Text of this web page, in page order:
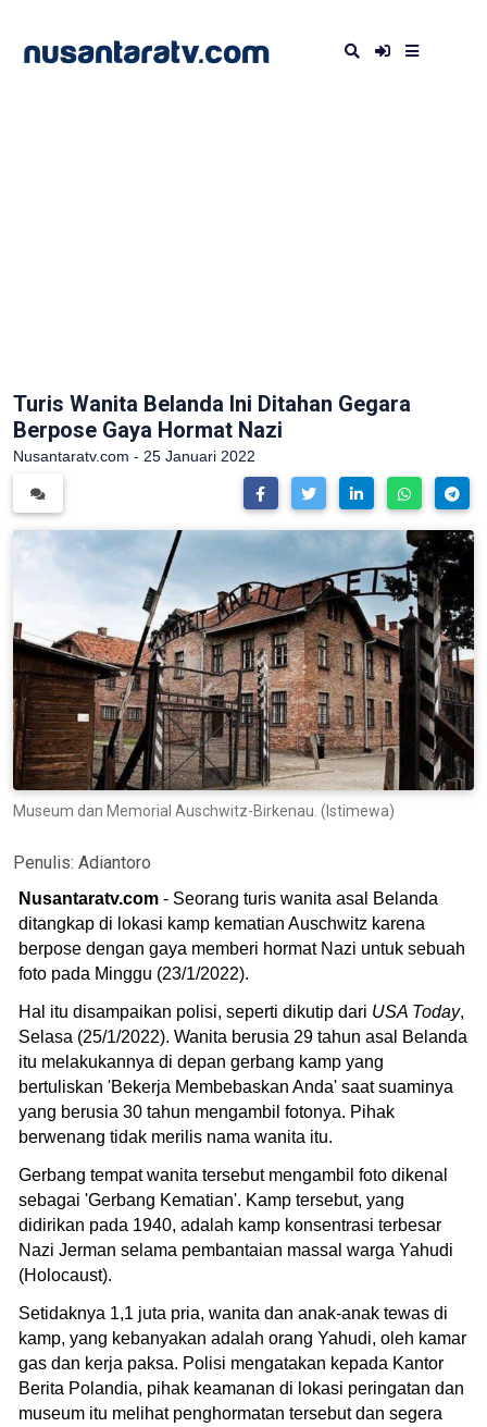
Turis Wanita Belanda Ini Ditahan Gegara
Berpose Gaya Hormat Nazi
Nusantaratv.com - 25 Januari 2022
Museum dan Memorial Auschwitz-Birkenau. (Istimewa)
Penulis: Adiantoro
Nusantaratv.com - Seorang turis wanita asal Belanda
ditangkap di lokasi kamp kematian Auschwitz karena
berpose dengan gaya memberi hormat Nazi untuk sebuah
foto pada Minggu (23/1/2022).
Hal itu disampaikan polisi, seperti dikutip dari USA Today,
Selasa (25/1/2022). Wanita berusia 29 tahun asal Belanda
itu melakukannya di depan gerbang kamp yang
bertuliskan 'Bekerja Membebaskan Anda' saat suaminya
yang berusia 30 tahun mengambil fotonya. Pihak
berwenang tidak merilis nama wanita itu.
Gerbang tempat wanita tersebut mengambil foto dikenal
sebagai 'Gerbang Kematian'. Kamp tersebut, yang
didirikan pada 1940, adalah kamp konsentrasi terbesar
Nazi Jerman selama pembantaian massal warga Yahudi
(Holocaust).
Setidaknya 1,1 juta pria, wanita dan anak-anak tewas di
kamp, ​​yang kebanyakan adalah orang Yahudi, oleh kamar
gas dan kerja paksa. Polisi mengatakan kepada Kantor
Berita Polandia, pihak keamanan di lokasi peringatan dan
museum itu melihat penghormatan tersebut dan segera